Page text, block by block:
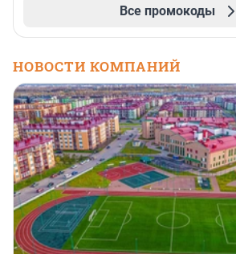
Все промокоды
НОВОСТИ КОМПАНИЙ